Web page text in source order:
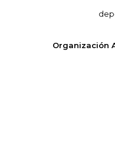
Organización